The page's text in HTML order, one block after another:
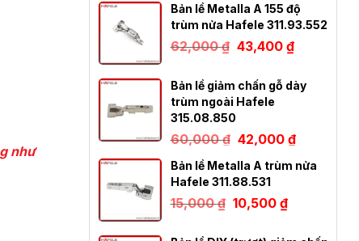
Bản lề Metalla A 155 độ
trùm nửa Hafele 311.93.552
62,000₫ Giá
gốc
62,000 ₫.
43,400₫Giá
là:
43,400 ₫.
Bản lề giảm chấn gỗ dày
trùm ngoài Hafele
315.08.850
60,000₫ Giá
gốc
là:
60,000 ₫.
42,000₫Giá
tại
Bản lề Metalla A trùm nửa
Hafele 311.88.531
15,000₫ Giá
gốc
10,500₫Giá
như